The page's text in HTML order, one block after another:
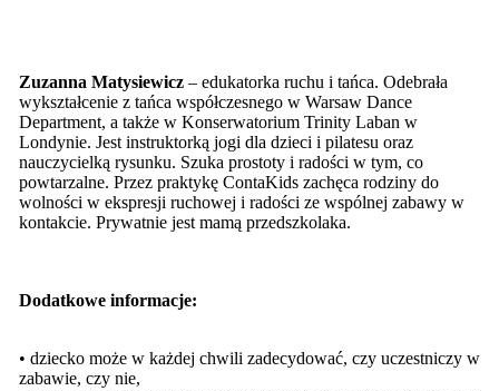
Zuzanna Matysiewicz– edukatorka ruchu i tańca. Odebrała
wykształcenie z tańca współczesnego w Warsaw Dance
Department, a także w Konserwatorium Trinity Laban w
Londynie. Jest instruktorką jogi dla dzieci i pilatesu oraz
nauczycielką rysunku. Szuka prostoty i radości w tym, co
powtarzalne. Przez praktykę ContaKids zachęca rodziny do
wolności w ekspresji ruchowej i radości ze wspólnej zabawy w
kontakcie. Prywatnie jest mamą przedszkolaka.
Dodatkowe informacje:
• dziecko może w każdej chwili zadecydować, czy uczestniczy w
zabawie, czy nie,